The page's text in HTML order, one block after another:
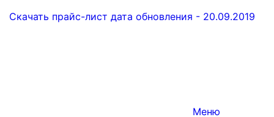
Скачать прайс-лист дата обновления - 20.09.2019
Меню